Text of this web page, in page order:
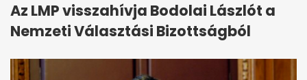
Az LMP visszahívja Bodolai Lászlót a
Nemzeti Választási Bizottságból